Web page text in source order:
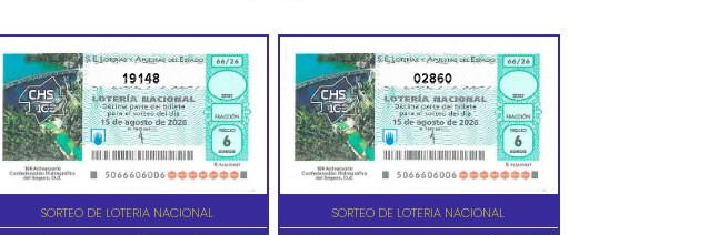
19148
SORTEO DE LOTERIA NACIONAL
02860
SORTEO DE LOTERIA NACIONAL